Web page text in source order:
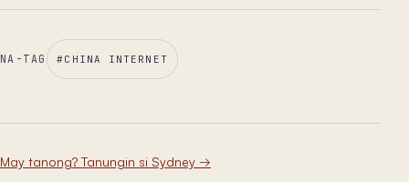
NA-TAG #CHINA INTERNET
May tanong? Tanungin si Sydney →